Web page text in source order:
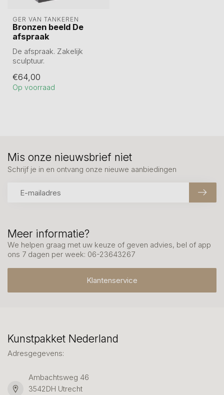
GER VAN TANKEREN
Bronzen beeld De
afspraak
De afspraak. Zakelijk
sculptuur.
en daarna verbronsd...
€64,00
Op voorraad
Meer informatie?
We helpen graag met uw keuze of geven advies, bel of app
ons 7 dagen per week: 06-23643267
Klantenservice
Mis onze nieuwsbrief niet
Schrijf je in en ontvang onze nieuwe aanbiedingen
Kunstpakket Nederland
Adresgegevens:
Ambachtsweg 46
3542DH Utrecht